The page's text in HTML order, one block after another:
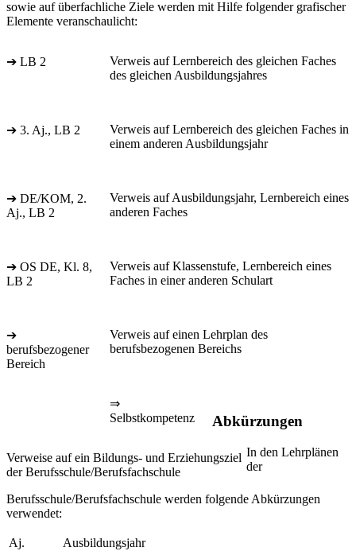
sowie auf überfachliche Ziele werden mit Hilfe folgender grafischer
Elemente veranschaulicht:
➔ LB 2
Verweis auf Lernbereich des gleichen Faches
des gleichen Ausbildungsjahres
➔ 3. Aj., LB 2
Verweis auf Lernbereich des gleichen Faches in
einem anderen Ausbildungsjahr
➔ DE/KOM, 2.
Aj., LB 2
Verweis auf Ausbildungsjahr, Lernbereich eines
anderen Faches
➔ OS DE, Kl. 8,
LB 2
Verweis auf Klassenstufe, Lernbereich eines
Faches in einer anderen Schulart
➔
berufsbezogener
Bereich
Verweis auf einen Lehrplan des
berufsbezogenen Bereichs
⇒
Selbstkompetenz
Verweise auf ein Bildungs- und Erziehungsziel
der Berufsschule/Berufsfachschule
Abkürzungen
In den Lehrplänen
der
Berufsschule/Berufsfachschule werden folgende Abkürzungen
verwendet:
Aj.
Ausbildungsjahr